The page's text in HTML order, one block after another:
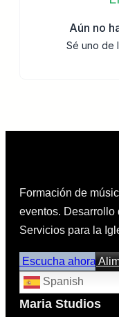
Aún no
Sé uno de
Formación de
eventos. Desarrollo
Servicios para la
Escucha ahora
Spanish
Maria Studios